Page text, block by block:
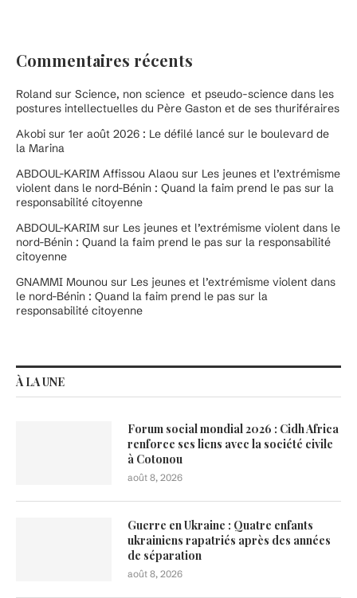
Commentaires récents
Roland sur Science, non science et pseudo-science dans les
postures intellectuelles du Père Gaston et de ses thuriféraires
Akobi sur 1er août 2026 : Le défilé lancé sur le boulevard de
la Marina
ABDOUL-KARIM Affissou Alaou sur Les jeunes et l’extrémisme
violent dans le nord-Bénin : Quand la faim prend le pas sur la
responsabilité citoyenne
ABDOUL-KARIM sur Les jeunes et l’extrémisme violent dans le
nord-Bénin : Quand la faim prend le pas sur la responsabilité
citoyenne
GNAMMI Mounou sur Les jeunes et l’extrémisme violent dans
le nord-Bénin : Quand la faim prend le pas sur la
responsabilité citoyenne
À LA UNE
Forum social mondial 2026 : Cidh Africa
renforce ses liens avec la société civile
à Cotonou
août 8, 2026
Guerre en Ukraine : Quatre enfants
ukrainiens rapatriés après des années
de séparation
août 8, 2026